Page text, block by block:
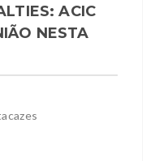
ACIC
NESTA